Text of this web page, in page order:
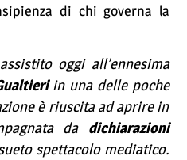
di chi governa la
oggi all’ennesima
in una delle poche
è riuscita ad aprire in
da dichiarazioni
spettacolo mediatico.